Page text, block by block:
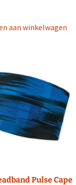
aan winkelwagen
Pulse Cape